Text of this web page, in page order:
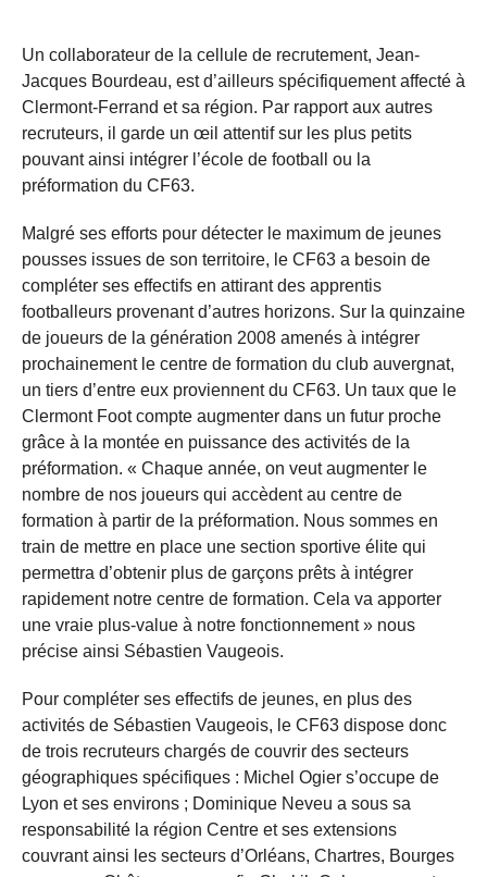
Un collaborateur de la cellule de recrutement, Jean-
Jacques Bourdeau, est d’ailleurs spécifiquement affecté à
Clermont-Ferrand et sa région. Par rapport aux autres
recruteurs, il garde un œil attentif sur les plus petits
pouvant ainsi intégrer l’école de football ou la
préformation du CF63.
Malgré ses efforts pour détecter le maximum de jeunes
pousses issues de son territoire, le CF63 a besoin de
compléter ses effectifs en attirant des apprentis
footballeurs provenant d’autres horizons. Sur la quinzaine
de joueurs de la génération 2008 amenés à intégrer
prochainement le centre de formation du club auvergnat,
un tiers d’entre eux proviennent du CF63. Un taux que le
Clermont Foot compte augmenter dans un futur proche
grâce à la montée en puissance des activités de la
préformation. « Chaque année, on veut augmenter le
nombre de nos joueurs qui accèdent au centre de
formation à partir de la préformation. Nous sommes en
train de mettre en place une section sportive élite qui
permettra d’obtenir plus de garçons prêts à intégrer
rapidement notre centre de formation. Cela va apporter
une vraie plus-value à notre fonctionnement » nous
précise ainsi Sébastien Vaugeois.
Pour compléter ses effectifs de jeunes, en plus des
activités de Sébastien Vaugeois, le CF63 dispose donc
de trois recruteurs chargés de couvrir des secteurs
géographiques spécifiques : Michel Ogier s’occupe de
Lyon et ses environs ; Dominique Neveu a sous sa
responsabilité la région Centre et ses extensions
couvrant ainsi les secteurs d’Orléans, Chartres, Bourges